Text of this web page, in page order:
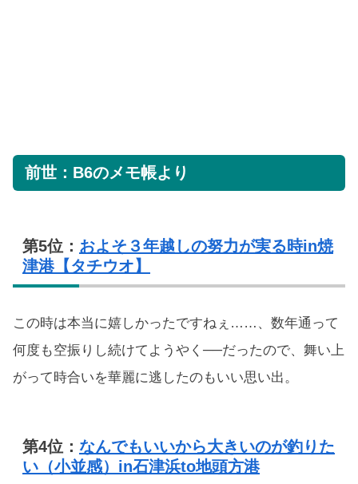
前世：B6のメモ帳より
第5位： およそ３年越しの努力が実る時in焼
津港【タチウオ】
この時は本当に嬉しかったですねぇ……、数年通って
何度も空振りし続けてようやく──だったので、舞い上
がって時合いを華麗に逃したのもいい思い出。
第4位： なんでもいいから大きいのが釣りた
い（小並感）in石津浜to地頭方港